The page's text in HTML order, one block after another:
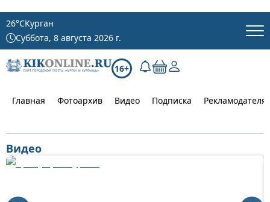
26°CКурган
Суббота, 8 августа 2026 г.
16+
Главная Фотоархив Видео Подписка
Видео